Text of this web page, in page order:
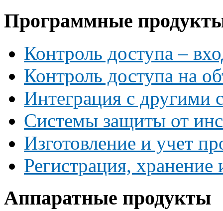
Программные
Контроль доступа –
Контроль доступа на
Интеграция с другими
Системы защиты от
Изготовление и учет
Регистрация,
Аппаратные продукты